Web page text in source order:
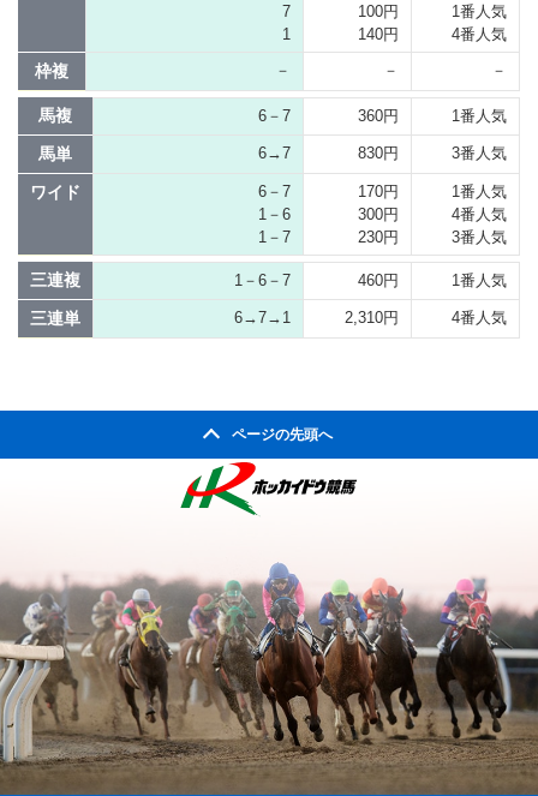
7
1
100円
140円
1番人気
4番人気
枠複 － － －
馬複 6－7 360円 1番人気
馬単 6→7 830円 3番人気
ワイド
6－7
1－6
1－7
170円
300円
230円
1番人気
4番人気
3番人気
三連複 1－6－7 460円 1番人気
三連単 6→7→1 2,310円 4番人気
ページの先頭へ